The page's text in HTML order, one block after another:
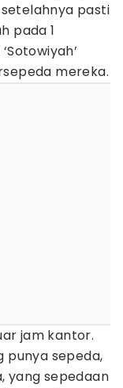
pasti
pada 1
mereka.
jam kantor.
punya sepeda,
yang sepedaan